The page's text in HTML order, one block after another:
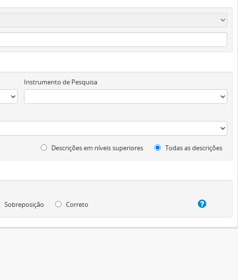
Instrumento de Pesquisa
Descrições em níveis superiores Todas as descrições
Sobreposição
Correto